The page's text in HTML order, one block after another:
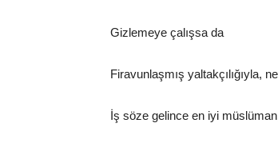
Gizlemeye çalışsa da
Firavunlaşmış yaltakçılığıyla,
İş söze gelince en iyi